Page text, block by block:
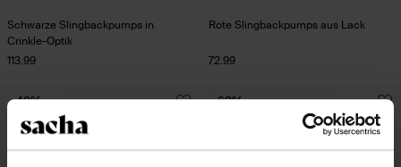
Schwarze Slingbackpumps in
Crinkle-Optik
113.99
Rote Slingbackpumps aus Lack
72.99
- 40%
-10% EXTRA
- 60%